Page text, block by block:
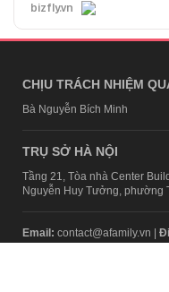
bizfly.vn
CHỊU TRÁCH NHIỆM
Bà Nguyễn Bích Minh
TRỤ SỞ HÀ NỘI
Tầng 21, Tòa nhà Center
Nguyễn Huy Tưởng, phường
Email: contact@afamily.vn |